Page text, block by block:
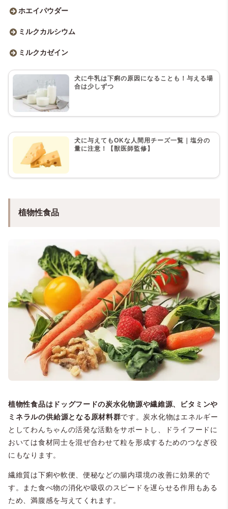
ホエイパウダー
ミルクカルシウム
ミルクカゼイン
犬に牛乳は下痢の原因になることも！与える場
合は少しずつ
犬に与えてもOKな人間用チーズ一覧｜塩分の
量に注意！【獣医師監修】
植物性食品
植物性食品はドッグフードの炭水化物源や繊維源、
ビタミンや
ミネラルの供給源となる原材料群です。炭水化物はエネルギー
としてわんちゃんの活発な活動をサポートし、ドライフードに
おいては食材同士を混ぜ合わせて粒を形成するためのつなぎ役
にもなります。
繊維質は下痢や軟便、便秘などの腸内環境の改善に効果的で
す。また食べ物の消化や吸収のスピードを遅らせる作用もある
ため、満腹感を与えてくれます。